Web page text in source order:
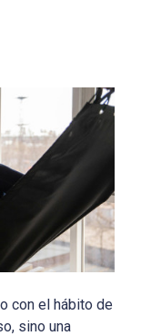
con el hábito de
sino una